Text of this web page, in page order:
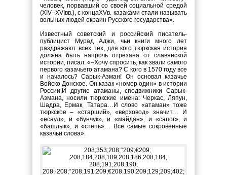
человек, порвавший со своей социальной средой
(XIV–XVI вв.), с концаXVв. казаками стали называть
вольных людей окраин Русского государства».
Известный советский и российский писатель-
публицист Мурад Аджи, чьи книги много лет
раздражают всех тех, для кого тюркская история
должна быть напрочь отрезана от славянской
истории, писал: «–Хочу спросить, как звали самого
первого казачьего атамана? С кого в 1570 году все
и началось? Сарык-Азман! Он основал казачье
Войско Донское. Он казак «номер один» в истории
России.И другие атаманы, сподвижники Сарык-
Азмана, носили тюркские имена: Черкас, Ляпун,
Шадра, Ермак, Татара…И слово «атаман» тоже
тюркское – «старший», «верховод» значит… И
«есаул», и «бунчук», и «майдан», и «сапог», и
«башлык», и «степь»… Все самые сокровенные
казачьи слова».